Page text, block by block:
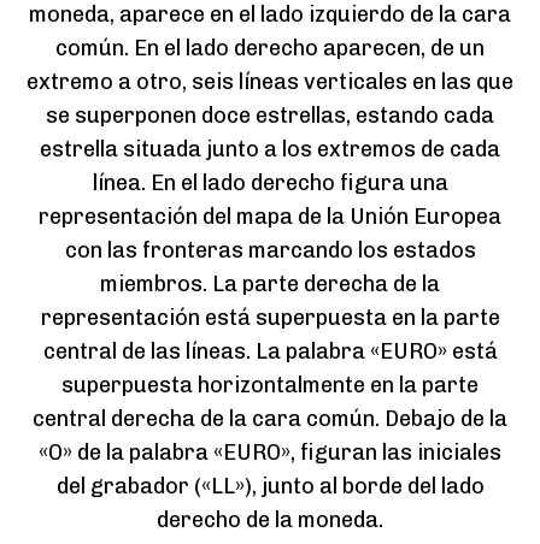
moneda, aparece en el lado izquierdo de la cara
común. En el lado derecho aparecen, de un
extremo a otro, seis líneas verticales en las que
se superponen doce estrellas, estando cada
estrella situada junto a los extremos de cada
línea. En el lado derecho figura una
representación del mapa de la Unión Europea
con las fronteras marcando los estados
miembros. La parte derecha de la
representación está superpuesta en la parte
central de las líneas. La palabra «EURO» está
superpuesta horizontalmente en la parte
central derecha de la cara común. Debajo de la
«O» de la palabra «EURO», figuran las iniciales
del grabador («LL»), junto al borde del lado
derecho de la moneda.